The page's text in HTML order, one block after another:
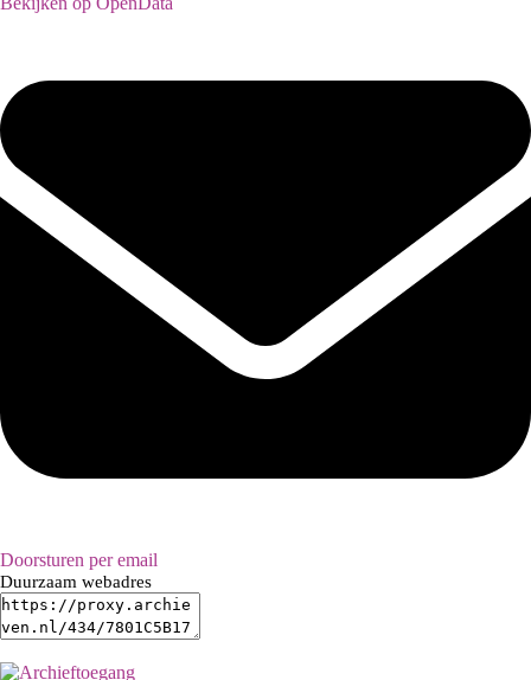
Doorsturen per email
Duurzaam webadres